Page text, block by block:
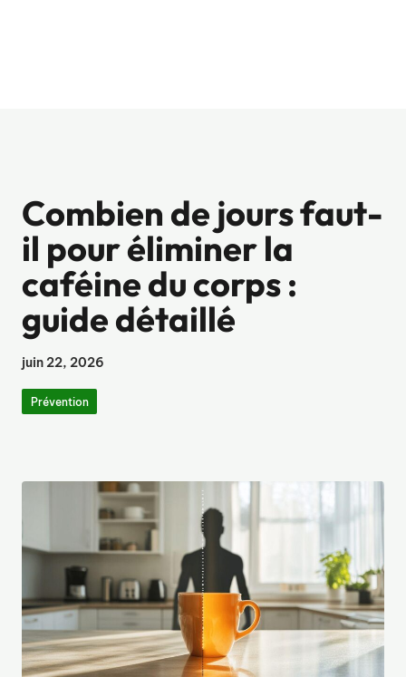
Combien de jours faut-
il pour éliminer la
caféine du corps :
guide détaillé
juin 22, 2026
Prévention